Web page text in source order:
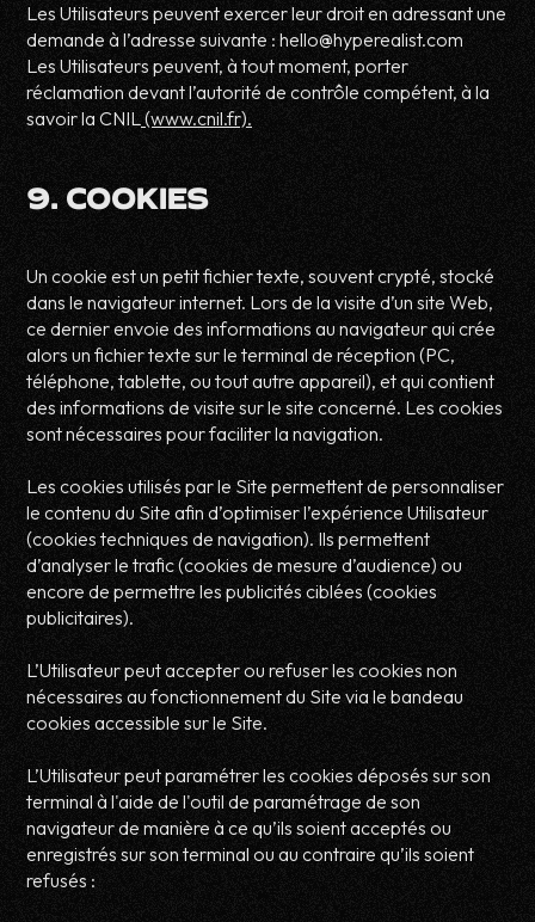
Les Utilisateurs peuvent exercer leur droit en adressant une
demande à l’adresse suivante : hello@hyperealist.com
Les Utilisateurs peuvent, à tout moment, porter
réclamation devant l’autorité de contrôle compétent, à la
savoir la CNIL(www.cnil.fr).
9. COOKIES
Un cookie est un petit fichier texte, souvent crypté, stocké
dans le navigateur internet. Lors de la visite d’un site Web,
ce dernier envoie des informations au navigateur qui crée
alors un fichier texte sur le terminal de réception (PC,
téléphone, tablette, ou tout autre appareil), et qui contient
des informations de visite sur le site concerné. Les cookies
sont nécessaires pour faciliter la navigation.
Les cookies utilisés par le Site permettent de personnaliser
le contenu du Site afin d’optimiser l’expérience Utilisateur
(cookies techniques de navigation). Ils permettent
d’analyser le trafic (cookies de mesure d’audience) ou
encore de permettre les publicités ciblées (cookies
publicitaires).
L’Utilisateur peut accepter ou refuser les cookies non
nécessaires au fonctionnement du Site via le bandeau
cookies accessible sur le Site.
L’Utilisateur peut paramétrer les cookies déposés sur son
terminal à l'aide de l'outil de paramétrage de son
navigateur de manière à ce qu’ils soient acceptés ou
enregistrés sur son terminal ou au contraire qu’ils soient
refusés :